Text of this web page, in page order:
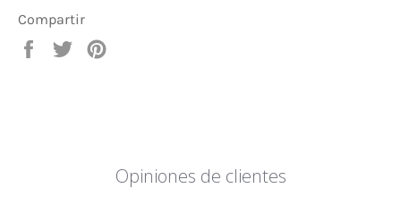
Compartir
Compartir
Tuitear
Opiniones de clientes